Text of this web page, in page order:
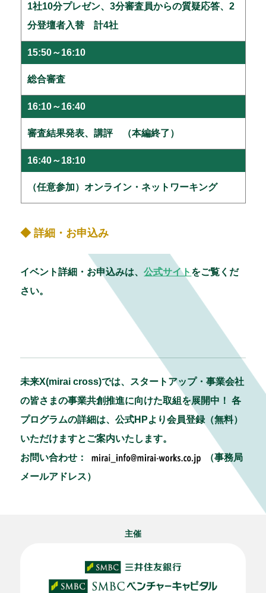
1社10分プレゼン、3分審査員からの質疑応答、2
分登壇者入替 計4社
15:50～16:10
総合審査
16:10～16:40
審査結果発表、講評 （本編終了）
16:40～18:10
（任意参加）オンライン・ネットワーキング
◆ 詳細・お申込み
イベント詳細・お申込みは、公式サイト をご覧くだ
さい。
未来X(mirai cross)では、スタートアップ・事業会社
の皆さまの事業共創推進に向けた取組を展開中！ 各
プログラムの詳細は、公式HPより会員登録（無料）
いただけますとご案内いたします。
お問い合わせ：
（事務局
メールアドレス）
主催